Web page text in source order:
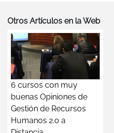
Otros Artículos en la Web
6 cursos con muy
buenas Opiniones de
Gestión de Recursos
Humanos 2.0 a